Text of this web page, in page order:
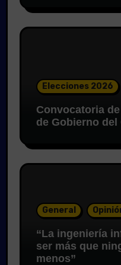
Elecciones 2026
Convocatoria
de Gobierno del
General
“La ingeniería
ser más que
menos”